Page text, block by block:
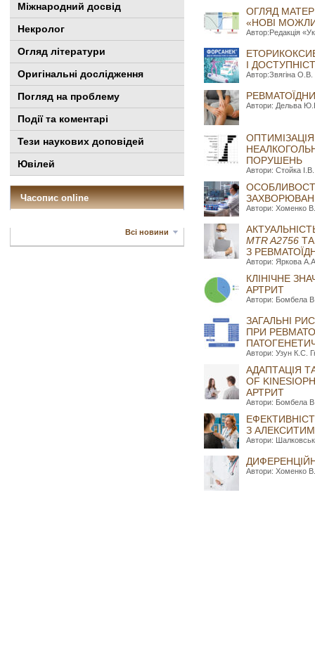
Міжнародний досвід
Некролог
Огляд літератури
Оригінальні дослідження
Погляд на проблему
Події та коментарі
Тези наукових доповідей
Ювілей
Часопис online
Всі новини
ОГЛЯД
«НОВІ
Автор:Редакція
І
Автор:Звягіна
Автори: Дельва
ПОРУШЕНЬ
Автори: Стойка
Автори: Хоменко
MTR A2756
З
Автори: Яркова
КЛІНІЧНЕ
АРТРИТ
Автори: Бомбела
ЗАГАЛЬНІ
ПРИ
Автори: Узун К.С.
АДАПТАЦІЯ
OF
АРТРИТ
Автори: Бомбела
З
Автори:
Автори: Хоменко